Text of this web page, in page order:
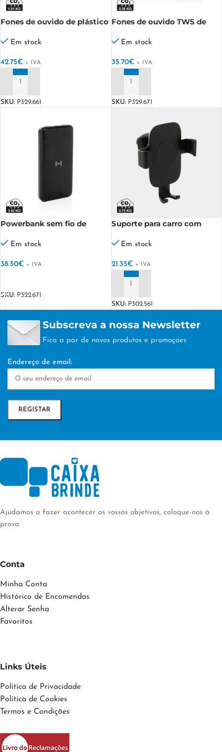
Fones de ouvido de plástico
Em stock
42.75€ + IVA
SKU: P329.661
Fones de ouvido TWS de
RCSEm stock
35.70€ + IVA
SKU: P329.671
Powerbank sem fio de
RCSEm stock
38.50€ + IVA
SKU: P322.671
Suporte para carro com
reciclado de 10 W
Em stock
21.35€ + IVA
SKU: P302.561
Subscreva a nossa Newsletter
Fica a par de novos produtos e promoçoes
Endereço de email:
Ajudamos a fazer acontecer os vossos objetivos, coloque-nos à
prova
Conta
Minha Conta
Histórico de Encomendas
Alterar Senha
Favoritos
Links Úteis
Política de Privacidade
Política de Cookies
Termos e Condições